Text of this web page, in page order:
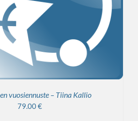
vuosiennuste – Tiina Kallio
79.00€